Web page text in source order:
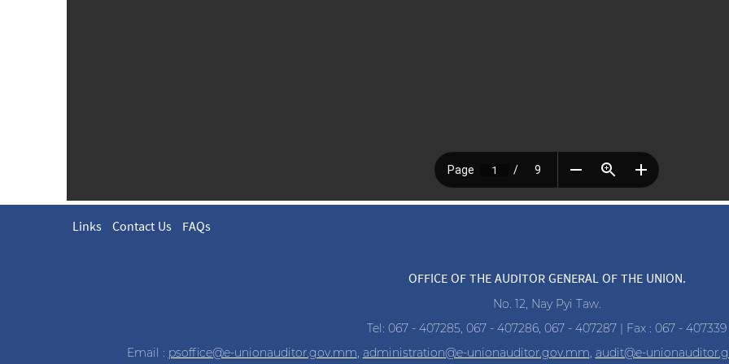
Links Contact Us FAQs
OFFICE OF THE AUDITOR GENERAL OF THE UNION.
No. 12, Nay Pyi Taw.
Tel: 067 - 407285, 067 - 407286, 067 - 407287 | Fax : 067 - 407339
Email : psoffice@e-unionauditor.gov.mm, administration@e-unionauditor.gov.mm, audit@e-